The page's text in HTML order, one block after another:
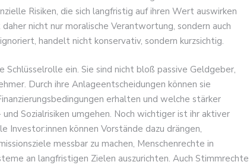
Risiken, die sich langfristig auf ihren Wert auswirken
nicht nur moralische Verantwortung, sondern auch
handelt nicht konservativ, sondern kurzsichtig.
Schlüsselrolle ein. Sie sind nicht bloß passive Geldgeber,
Durch ihre Anlageentscheidungen können sie
erhalten und welche stärker
Sozialrisiken umgehen. Noch wichtiger ist ihr aktiver
können Vorstände dazu drängen,
messbar zu machen, Menschenrechte in
an langfristigen Zielen auszurichten. Auch Stimmrechte